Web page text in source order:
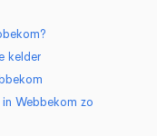
kelder
Webbekom zo